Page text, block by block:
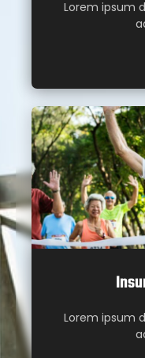
Lorem ipsum
Lorem ipsum